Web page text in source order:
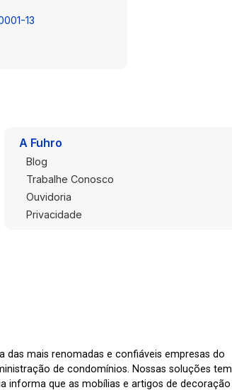
13
A Fuhro
Blog
Trabalhe Conosco
Ouvidoria
Privacidade
mais renomadas e confiáveis empresas do
de condomínios. Nossas soluções tem
informa que as mobílias e artigos de decoração